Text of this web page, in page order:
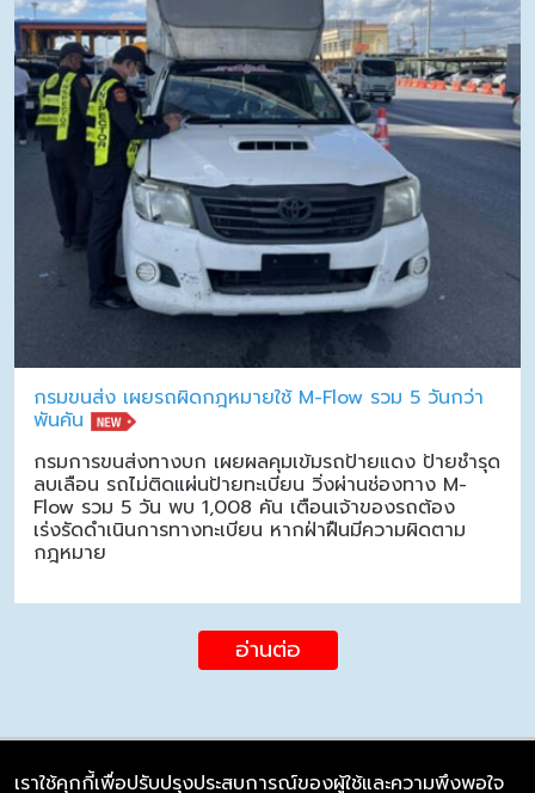
กรมขนส่ง เผยรถผิดกฎหมายใช้ M-Flow รวม 5 วันกว่า
พันคัน
กรมการขนส่งทางบก เผยผลคุมเข้มรถป้ายแดง ป้ายชำรุด
ลบเลือน รถไม่ติดแผ่นป้ายทะเบียน วิ่งผ่านช่องทาง M-
Flow รวม 5 วัน พบ 1,008 คัน เตือนเจ้าของรถต้อง
เร่งรัดดำเนินการทางทะเบียน หากฝ่าฝืนมีความผิดตาม
กฎหมาย
อ่านต่อ
เราใช้คุกกี้เพื่อปรับปรุงประสบการณ์ของผู้ใช้และความพึงพอใจ